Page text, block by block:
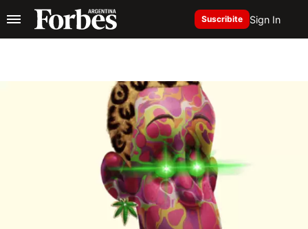
Suscribite Sign In